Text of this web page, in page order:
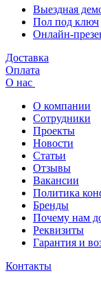
Выездная
Пол под ключ
Онлайн-
Доставка
Оплата
О нас
О компании
Сотрудники
Проекты
Новости
Статьи
Отзывы
Вакансии
Политика
Бренды
Почему нам
Реквизиты
Гарантия и
Контакты